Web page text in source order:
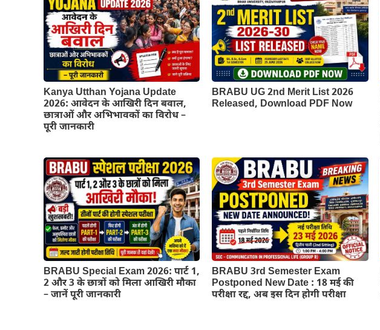
Kanya Utthan Yojana Update
2026: आवेदन के आखिरी दिन बवाल,
छात्राओं और अभिभावकों का विरोध –
पूरी जानकारी
BRABU UG 2nd Merit List 2026
Released, Download PDF Now
BRABU Special Exam 2026: पार्ट 1,
2 और 3 के छात्रों को मिला आखिरी मौका
– जानें पूरी जानकारी
BRABU 3rd Semester Exam
Postponed New Date : 18 मई की
परीक्षा रद्द, अब इस दिन होगी परीक्षा